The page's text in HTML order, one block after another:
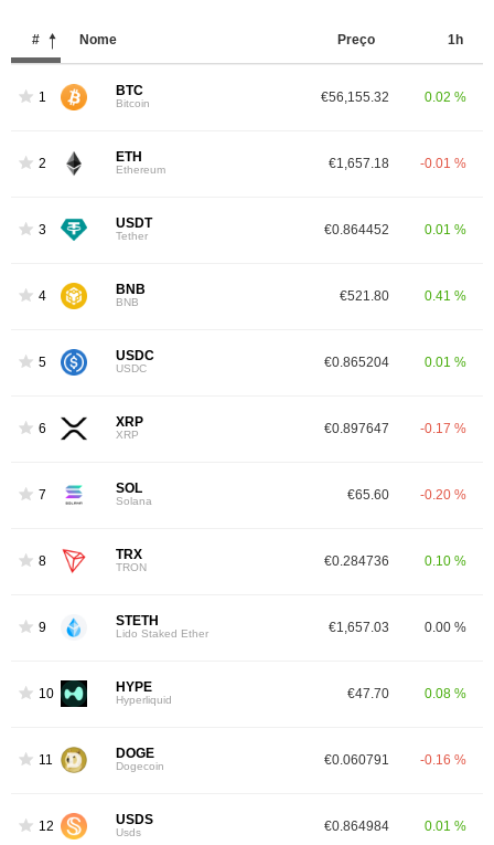
# Nome Preço 1h
1 BTC
Bitcoin €56,155.32 0.02 %
2 ETH
Ethereum €1,657.18 -0.01 %
3 USDT
Tether €0.864452 0.01 %
4 BNB
BNB €521.80 0.41 %
5 USDC
USDC €0.865204 0.01 %
6 XRP
XRP €0.897647 -0.17 %
7 SOL
Solana €65.60 -0.20 %
8 TRX
TRON €0.284736 0.10 %
9 STETH
Lido Staked Ether €1,657.03 0.00 %
10 HYPE
Hyperliquid €47.70 0.08 %
11 DOGE
Dogecoin €0.060791 -0.16 %
12 USDS
Usds €0.864984 0.01 %